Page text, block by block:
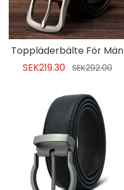
Toppläderbälte För Män
SEK219.30 SEK292.00